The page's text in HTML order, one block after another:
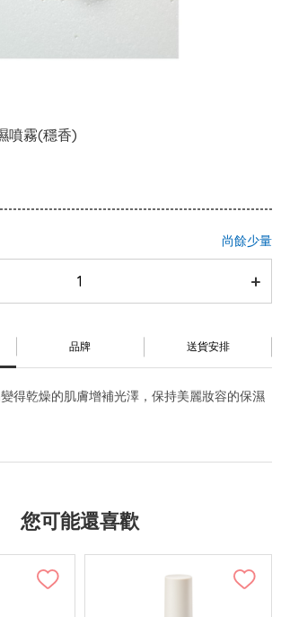
噴霧(穩香)
尚餘少量
品牌 送貨安排
得乾燥的肌膚增補光澤，保持美麗妝容的保濕
您可能還喜歡